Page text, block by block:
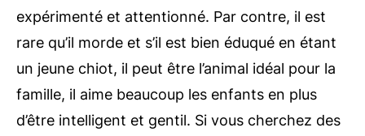
expérimenté et attentionné. Par contre, il est
rare qu’il morde et s’il est bien éduqué en étant
un jeune chiot, il peut être l’animal idéal pour la
famille, il aime beaucoup les enfants en plus
d’être intelligent et gentil. Si vous cherchez des